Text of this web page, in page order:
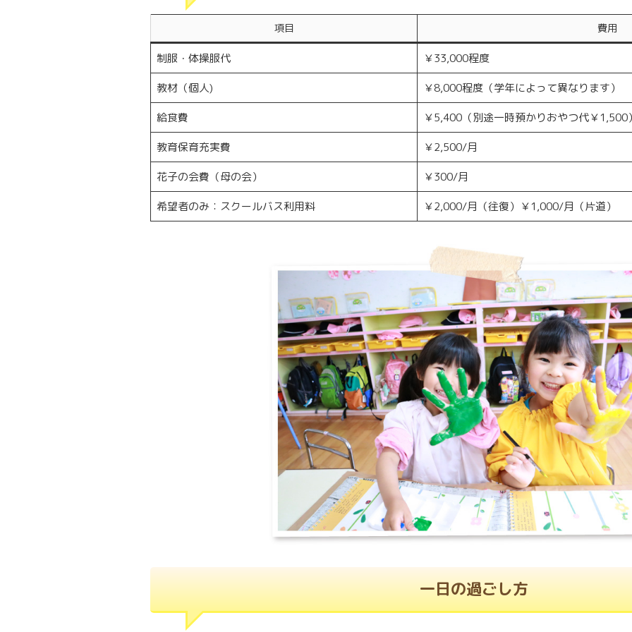
項目 費用
制服・体操服代
￥33,000程度
教材（個人)
￥8,000程度（学年によって異なります）
給食費
￥5,400（別途一時預かりおやつ代￥1,500
教育保育充実費
￥2,500/月
花子の会費（母の会）
￥300/月
希望者のみ：スクールバス利用料
￥2,000/月（往復）￥1,000/月（片道）
一日の過ごし方